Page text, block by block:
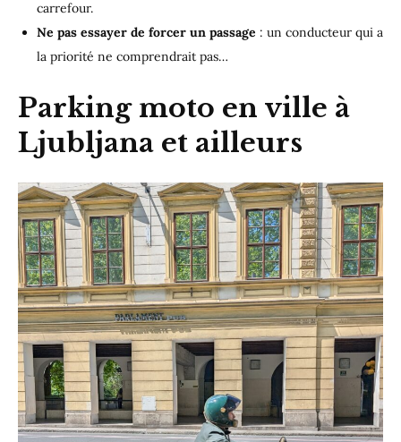
carrefour.
Ne pas essayer de forcer un passage : un conducteur qui a
la priorité ne comprendrait pas…
Parking moto en ville à
Ljubljana et ailleurs